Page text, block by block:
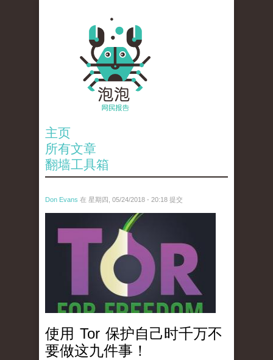
主页
所有文章
翻墙工具箱
Don Evans 在 星期四, 05/24/2018 - 20:18 提交
wechatimg1098.jpeg
使用 Tor 保护自己时千万不
要做这九件事！